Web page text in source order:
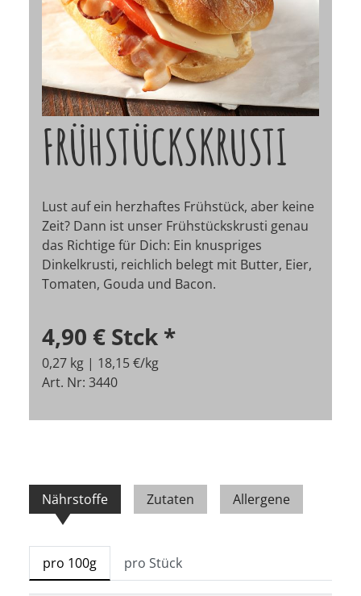
FRÜHSTÜCKSKRUSTI
Lust auf ein herzhaftes Frühstück, aber keine
Zeit? Dann ist unser Frühstückskrusti genau
das Richtige für Dich: Ein knuspriges
Dinkelkrusti, reichlich belegt mit Butter, Eier,
Tomaten, Gouda und Bacon.
4,90 € Stck *
0,27 kg | 18,15 €/kg
Art. Nr: 3440
Nährstoffe Zutaten Allergene
pro 100g pro Stück